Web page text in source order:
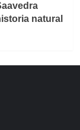
natural